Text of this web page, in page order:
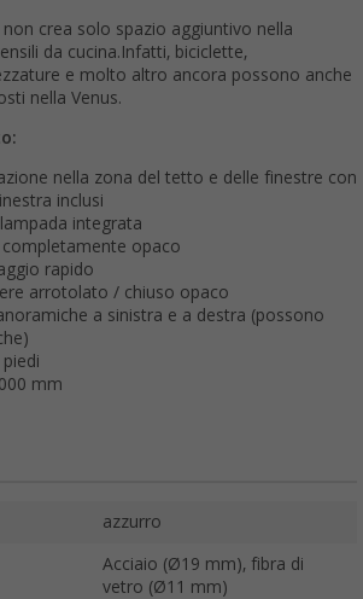
non crea solo spazio aggiuntivo nella
da cucina.Infatti, biciclette,
e molto altro ancora possono anche
nella Venus.
nella zona del tetto e delle finestre con
inclusi
integrata
opaco
rapido
arrotolato / chiuso opaco
a sinistra e a destra (possono
mm
azzurro
Acciaio (Ø19 mm), fibra di
vetro (Ø11 mm)